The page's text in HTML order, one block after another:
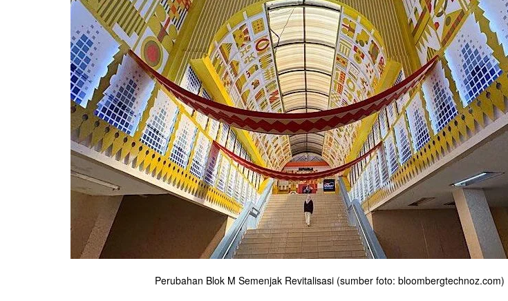
Perubahan Blok M Semenjak Revitalisasi (sumber foto: bloombergtechnoz.com)